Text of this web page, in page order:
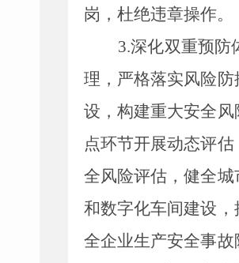
岗，杜绝违章操作。
3.深化双重预防
理，严格落实风险
设，构建重大安全
点环节开展动态评
全风险评估，健全
和数字化车间建设
全企业生产安全事